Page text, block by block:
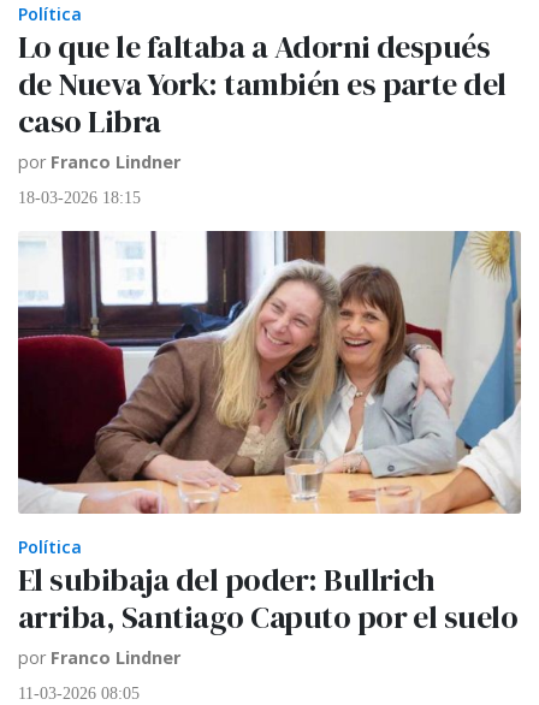
Política
Lo que le faltaba a Adorni después
de Nueva York: también es parte del
caso Libra
por Franco Lindner
18-03-2026 18:15
Política
El subibaja del poder: Bullrich
arriba, Santiago Caputo por el suelo
por Franco Lindner
11-03-2026 08:05